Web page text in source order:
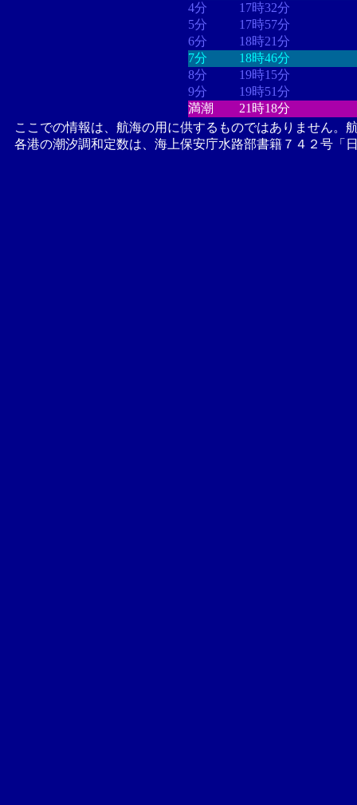
4分
17時32分
5分
17時57分
6分
18時21分
7分
18時46分
8分
19時15分
9分
19時51分
満潮
21時18分
ここでの情報は、航海の用に供するものではありません。
各港の潮汐調和定数は、海上保安庁水路部書籍７４２号「